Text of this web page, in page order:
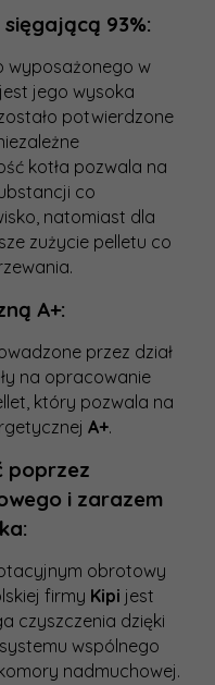
93%:
wyposażonego w
jego wysoka
potwierdzone
kotła pozwala na
co
natomiast dla
zużycie pelletu co
A+:
przez dział
na opracowanie
który pozwala na
A+.
poprzez
i zarazem
obrotowy
firmy Kipi jest
czyszczenia dzięki
wspólnego
nadmuchowej.